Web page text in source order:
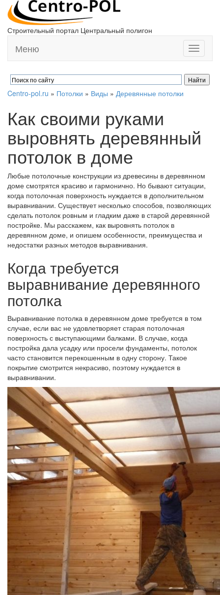
Строительный портал Центральный полигон
Toggle
Меню
Centro-pol.ru » Потолки » Виды » Деревянные потолки
Как своими руками
выровнять деревянный
потолок в доме
Любые потолочные конструкции из древесины в деревянном
доме смотрятся красиво и гармонично. Но бывают ситуации,
когда потолочная поверхность нуждается в дополнительном
выравнивании. Существует несколько способов, позволяющих
сделать потолок ровным и гладким даже в старой деревянной
постройке. Мы расскажем, как выровнять потолок в
деревянном доме, и опишем особенности, преимущества и
недостатки разных методов выравнивания.
Когда требуется
выравнивание деревянного
потолка
Выравнивание потолка в деревянном доме требуется в том
случае, если вас не удовлетворяет старая потолочная
поверхность с выступающими балками. В случае, когда
постройка дала усадку или просели фундаменты, потолок
часто становится перекошенным в одну сторону. Такое
покрытие смотрится некрасиво, поэтому нуждается в
выравнивании.